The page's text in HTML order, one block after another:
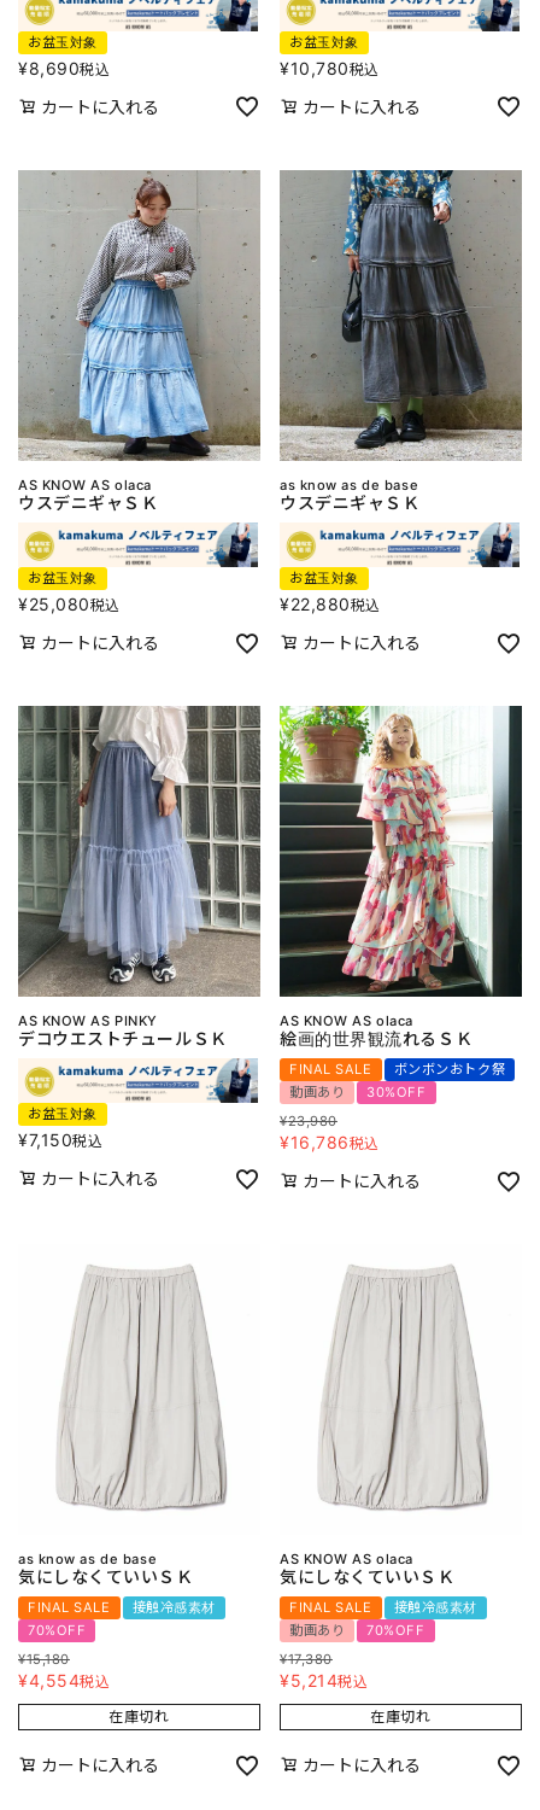
お盆玉対象
¥8,690税込
カートに入れる
お盆玉対象
¥10,780税込
カートに入れる
AS KNOW AS olaca
ウスデニギャＳＫ
お盆玉対象
¥25,080税込
カートに入れる
as know as de base
ウスデニギャＳＫ
お盆玉対象
¥22,880税込
カートに入れる
AS KNOW AS PINKY
デコウエストチュールＳＫ
お盆玉対象
¥7,150税込
カートに入れる
AS KNOW AS olaca
絵画的世界観流れるＳＫ
FINAL SALE
ボンボンおトク祭
動画あり
30%OFF
¥23,980
¥16,786税込
カートに入れる
as know as de base
気にしなくていいＳＫ
FINAL SALE
接触冷感素材
70%OFF
¥15,180
¥4,554税込
在庫切れ
カートに入れる
AS KNOW AS olaca
気にしなくていいＳＫ
FINAL SALE
接触冷感素材
動画あり
70%OFF
¥17,380
¥5,214税込
在庫切れ
カートに入れる